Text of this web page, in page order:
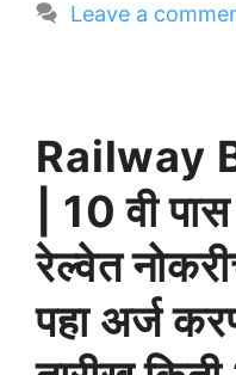
Leave a
Railway
| 10 वी
रेल्वेत
पहा अर्ज